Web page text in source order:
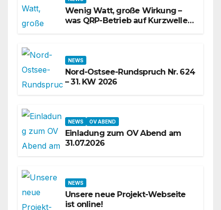
Wenig Watt, große Wirkung –
was QRP-Betrieb auf Kurzwelle
NEWS
Nord-Ostsee-Rundspruch Nr. 624
– 31. KW 2026
NEWS OV ABEND
Einladung zum OV Abend am
31.07.2026
NEWS
Unsere neue Projekt-Webseite
ist online!